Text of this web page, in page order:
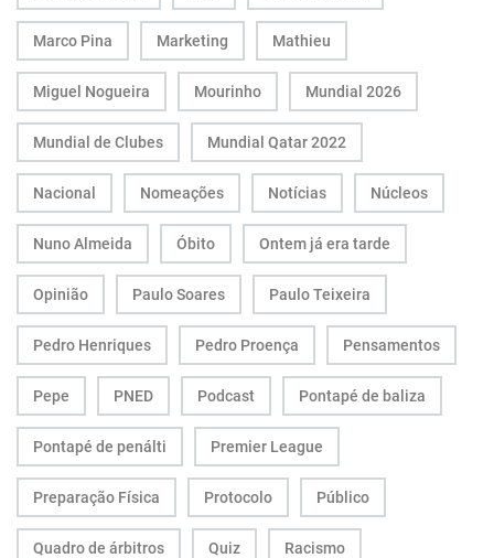
Marco Pina Marketing Mathieu
Miguel Nogueira Mourinho Mundial 2026
Mundial de Clubes Mundial Qatar 2022
Nacional Nomeações Notícias Núcleos
Nuno Almeida Óbito Ontem já era tarde
Opinião Paulo Soares Paulo Teixeira
Pedro Henriques Pedro Proença Pensamentos
Pepe PNED Podcast Pontapé de baliza
Pontapé de penálti Premier League
Preparação Física Protocolo Público
Quadro de árbitros Quiz Racismo